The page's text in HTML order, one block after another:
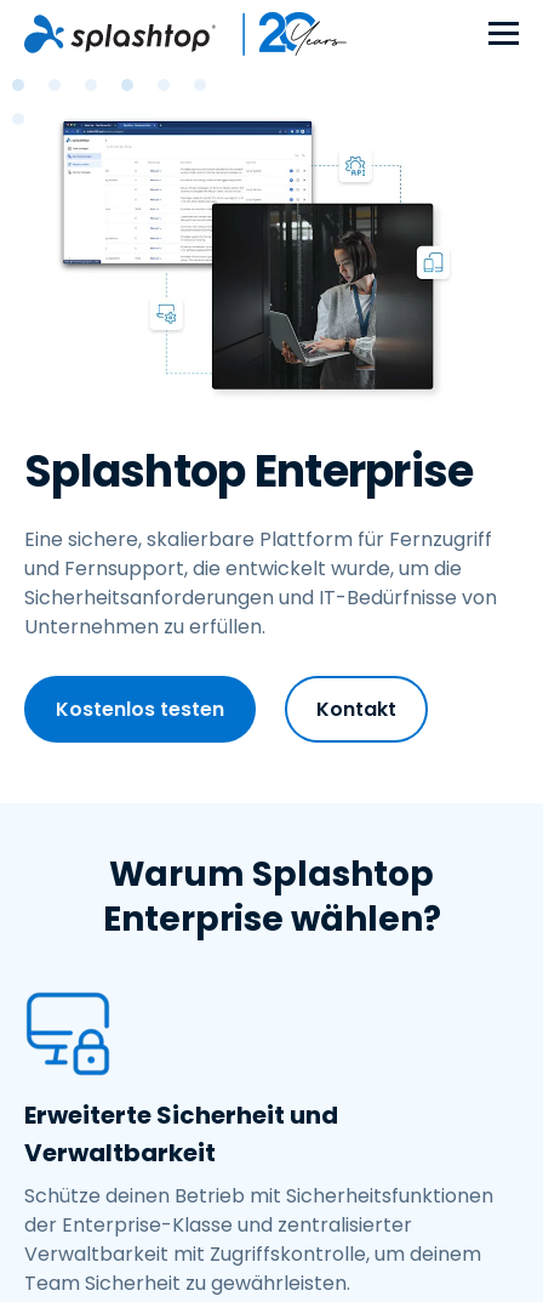
Splashtop Enterprise
Eine sichere, skalierbare Plattform für Fernzugriff
und Fernsupport, die entwickelt wurde, um die
Sicherheitsanforderungen und IT-Bedürfnisse von
Unternehmen zu erfüllen.
Kostenlos testen Kontakt
Warum Splashtop
Enterprise wählen?
Erweiterte Sicherheit und
Verwaltbarkeit
Schütze deinen Betrieb mit Sicherheitsfunktionen
der Enterprise-Klasse und zentralisierter
Verwaltbarkeit mit Zugriffskontrolle, um deinem
Team Sicherheit zu gewährleisten.